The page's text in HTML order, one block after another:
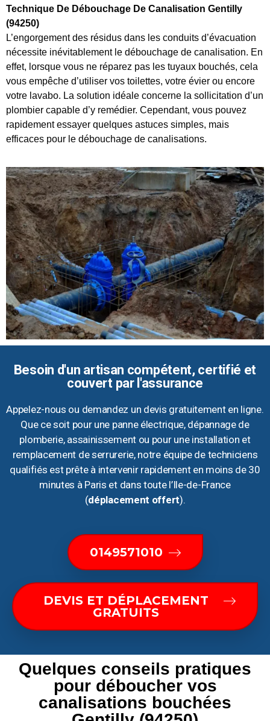
Technique De Débouchage De Canalisation Gentilly
(94250)
L’engorgement des résidus dans les conduits d’évacuation
nécessite inévitablement le débouchage de canalisation. En
effet, lorsque vous ne réparez pas les tuyaux bouchés, cela
vous empêche d’utiliser vos toilettes, votre évier ou encore
votre lavabo. La solution idéale concerne la sollicitation d’un
plombier capable d’y remédier. Cependant, vous pouvez
rapidement essayer quelques astuces simples, mais
efficaces pour le débouchage de canalisations.
Besoin d'un artisan compétent, certifié et
couvert par l'assurance
Appelez-nous ou demandez un devis gratuitement en ligne.
Que ce soit pour une panne électrique, dépannage de
plomberie, assainissement ou pour une installation et
remplacement de serrurerie, notre équipe de techniciens
qualifiés est prête à intervenir rapidement en moins de 30
minutes à Paris et dans toute l’Ile-de-France
(déplacement offert).
0149571010
DEVIS ET DÉPLACEMENT
GRATUITS
Quelques conseils pratiques
pour déboucher vos
canalisations bouchées